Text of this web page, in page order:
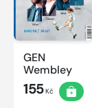
GEN
Wembley
155Kč